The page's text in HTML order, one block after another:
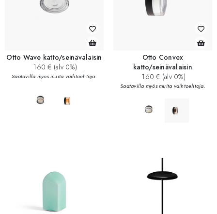
Otto Wave katto/seinävalaisin
160 € (alv 0%)
Saatavilla myös muita vaihtoehtoja.
Otto Convex
katto/seinävalaisin
160 € (alv 0%)
Saatavilla myös muita vaihtoehtoja.